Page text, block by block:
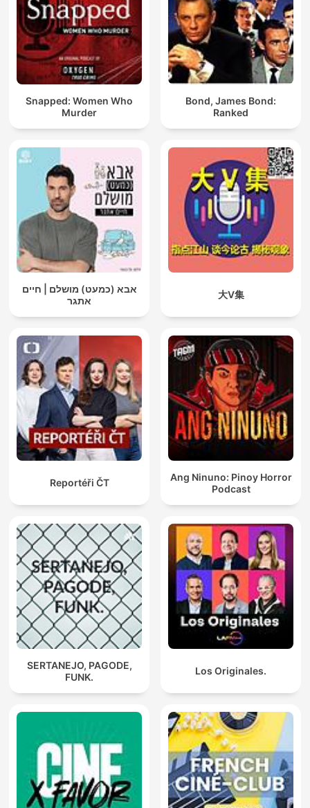
Snapped: Women Who
Murder
Bond, James Bond:
Ranked
אבא (כמעט) מושלם | חיים
אתגר
大V集
Reportéři ČT
Ang Ninuno: Pinoy Horror
Podcast
SERTANEJO, PAGODE,
FUNK.
Los Originales.